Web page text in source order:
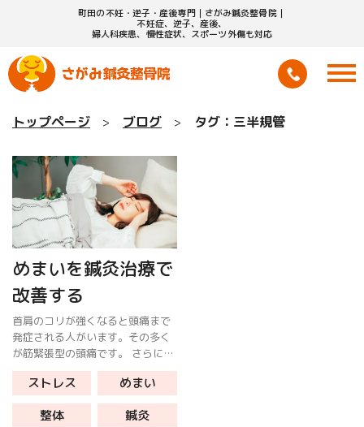
町田の不妊・逆子・産後専門｜さがみ鍼灸整骨院｜
不妊症、逆子、産後、
婦人科疾患、慢性症状、スポーツ外傷も対応
トップページ ブログ タグ：三半規管
めまいを鍼灸治療で
改善する
首肩のコリが強くなると頭痛まで
発症される人がいます。その多く
が筋緊張型の頭痛です。 さらに酷
いと、吐き気やめまいになる人も
います。 今回は、めまいの症状に
ついて、実際に来院された患者さ
んの症例も含めてご説明していき
ストレス
めまい
整体
鍼灸